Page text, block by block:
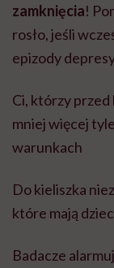
zamknięcia!
rosło, jeśli
epizody
Ci, którzy przed
mniej więcej
warunkach
Do kieliszka
które mają
Badacze